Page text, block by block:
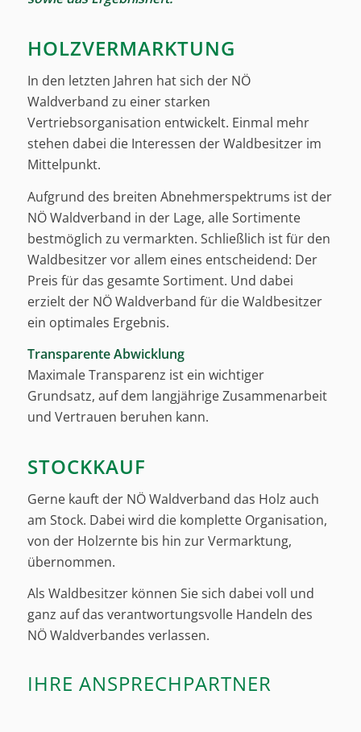
HOLZVERMARKTUNG
In den letzten Jahren hat sich der NÖ
Waldverband zu einer starken
Vertriebsorganisation entwickelt. Einmal mehr
stehen dabei die Interessen der Waldbesitzer im
Mittelpunkt.
Aufgrund des breiten Abnehmerspektrums ist der
NÖ Waldverband in der Lage, alle Sortimente
bestmöglich zu vermarkten. Schließlich ist für den
Waldbesitzer vor allem eines entscheidend: Der
Preis für das gesamte Sortiment. Und dabei
erzielt der NÖ Waldverband für die Waldbesitzer
ein optimales Ergebnis.
Transparente Abwicklung
Maximale Transparenz ist ein wichtiger
Grundsatz, auf dem langjährige Zusammenarbeit
und Vertrauen beruhen kann.
STOCKKAUF
Gerne kauft der NÖ Waldverband das Holz auch
am Stock. Dabei wird die komplette Organisation,
von der Holzernte bis hin zur Vermarktung,
übernommen.
Als Waldbesitzer können Sie sich dabei voll und
ganz auf das verantwortungsvolle Handeln des
NÖ Waldverbandes verlassen.
IHRE ANSPRECHPARTNER